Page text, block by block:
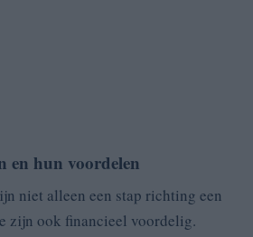
en hun voordelen
niet alleen een stap richting een
zijn ook financieel voordelig.